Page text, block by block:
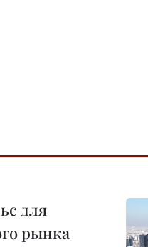
для
рынка